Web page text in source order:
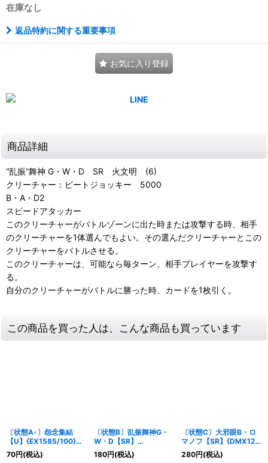
在庫なし
返品特約に関する重要事項
お気に入り登録
商品詳細
“乱振”舞神 G・W・D SR 火文明 (6)
クリーチャー：ビートジョッキー 5000
B・A・D2
スピードアタッカー
このクリーチャーがバトルゾーンに出た時または攻撃する時、相手
のクリーチャーを1体選んでもよい。その選んだクリーチャーとこの
クリーチャーをバトルさせる。
このクリーチャーは、可能なら毎ターン、相手プレイヤーを攻撃す
る。
自分のクリーチャーがバトルに勝った時、カードを1枚引く。
この商品を買った人は、こんな商品も買っています
〔状態A-〕怨念集結
【U】{EX1585/100}
《闇》
70円(税込)
〔状態B〕乱振舞神G・
W・D【SR】
{EX08168/???}《火》
180円(税込)
〔状態C〕大邪眼B・ロ
マノフ【SR】{DMX12-
b37/???}《闇》
280円(税込)